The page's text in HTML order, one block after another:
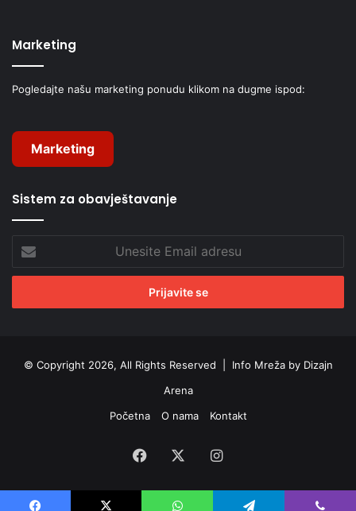
Marketing
Pogledajte našu marketing ponudu klikom na dugme ispod:
Marketing
Sistem za obavještavanje
Email
adresu
© Copyright 2026, All Rights Reserved | Info Mreža by Dizajn
Arena
Početna
O nama Kontakt
Facebook Instagram